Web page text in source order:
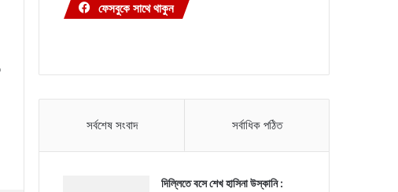
ফেসবুকে সাথে থাকুন
সর্বশেষ সংবাদ সর্বাধিক পঠিত
দিল্লিতে বসে শেখ হাসিনা উস্কানি :